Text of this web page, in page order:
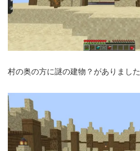
村の奥の方に謎の建物？がありました